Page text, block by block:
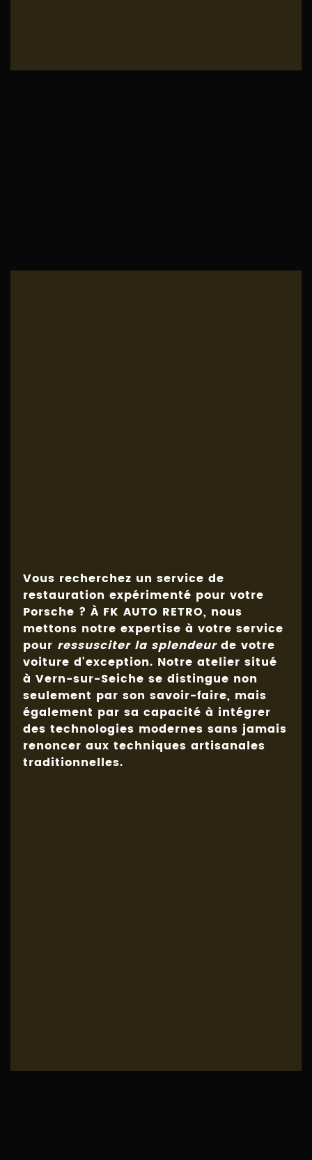
Vous recherchez un service de
restauration expérimenté pour votre
Porsche ? À FK AUTO RETRO, nous
mettons notre expertise à votre service
pour ressusciter la splendeurde votre
voiture d'exception. Notre atelier situé
à Vern-sur-Seiche se distingue non
seulement par son savoir-faire, mais
également par sa capacité à intégrer
des technologies modernes sans jamais
renoncer aux techniques artisanales
traditionnelles.